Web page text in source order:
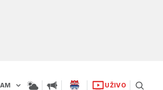
UŽIVO